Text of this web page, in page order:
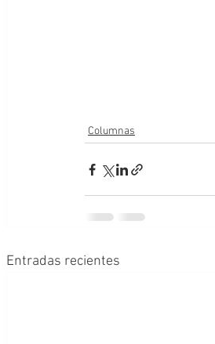
Columnas
Entradas recientes